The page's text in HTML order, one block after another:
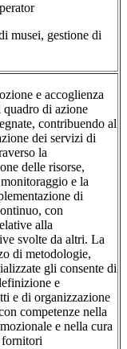
musei, gestione di
e accoglienza
di azione
contribuendo al
dei servizi di
la
delle risorse,
e la
di
con
alla
svolte da altri. La
di metodologie,
gli consente di
e
e di organizzazione
competenze nella
e nella cura